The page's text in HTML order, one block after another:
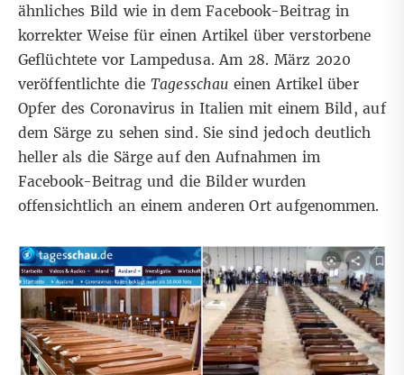
ähnliches Bild wie in dem Facebook-Beitrag in
korrekter Weise für einen Artikel über verstorbene
Geflüchtete vor Lampedusa. Am 28. März 2020
veröffentlichte dieTagesschau einen Artikel über
Opfer des Coronavirus in Italien mit einem Bild, auf
dem Särge zu sehen sind. Sie sind jedoch deutlich
heller als die Särge auf den Aufnahmen im
Facebook-Beitrag und die Bilder wurden
offensichtlich an einem anderen Ort aufgenommen.